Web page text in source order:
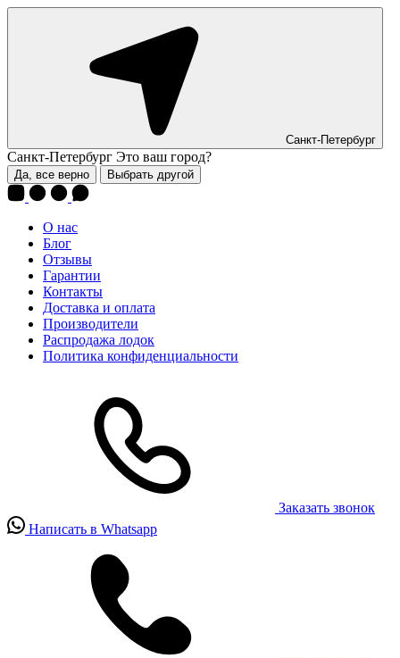
Санкт-Петербург
Санкт-Петербург Это ваш город?
Да, все верно Выбрать другой
О нас
Блог
Отзывы
Гарантии
Контакты
Доставка и оплата
Производители
Распродажа лодок
Политика конфиденциальности
Заказать звонок
Написать в Whatsapp